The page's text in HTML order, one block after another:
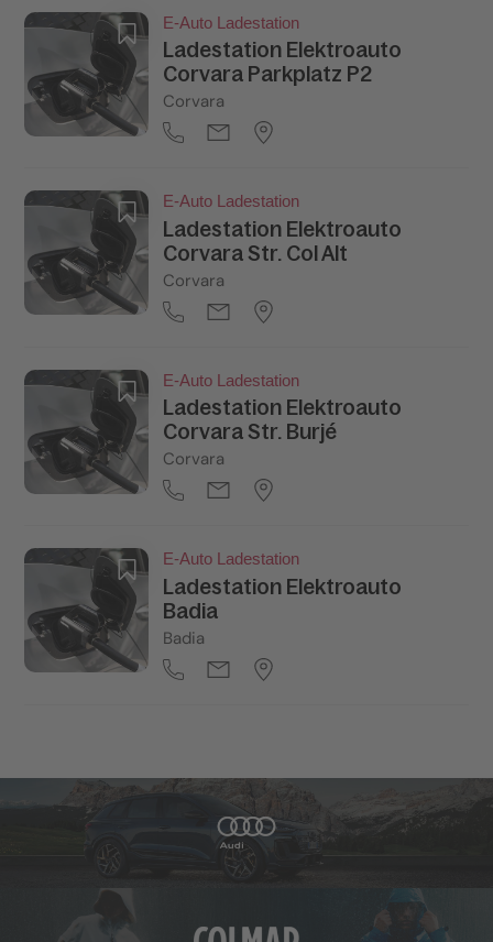
E-Auto Ladestation
Ladestation Elektroauto
Corvara Parkplatz P2
Corvara
E-Auto Ladestation
Ladestation Elektroauto
Corvara Str. Col Alt
Corvara
E-Auto Ladestation
Ladestation Elektroauto
Corvara Str. Burjé
Corvara
E-Auto Ladestation
Ladestation Elektroauto
Badia
Badia